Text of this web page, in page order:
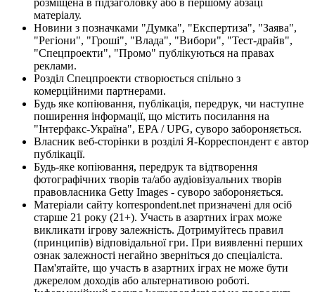
матеріалу.
Новини з позначками "Думка", "Експертиза", "Заява",
"Регіони", "Гроші", "Влада", "Вибори", "Тест-драйв",
"Спецпроекти", "Промо" публікуються на правах
реклами.
Розділ Спецпроекти створюється спільно з
комерційними партнерами.
Будь яке копіювання, публікація, передрук, чи наступне
поширення інформації, що містить посилання на
"Інтерфакс-Україна", EPA / UPG, суворо забороняється.
Власник веб-сторінки в розділі Я-Корреспондент є автор
публікації.
Будь-яке копіювання, передрук та відтворення
фотографічних творів та/або аудіовізуальних творів
правовласника Getty Images - суворо забороняється.
Матеріали сайту korrespondent.net призначені для осіб
старше 21 року (21+). Участь в азартних іграх може
викликати ігрову залежність. Дотримуйтесь правил
(принципів) відповідальної гри. При виявленні перших
ознак залежності негайно зверніться до спеціаліста.
Пам'ятайте, що участь в азартних іграх не може бути
джерелом доходів або альтернативою роботі.